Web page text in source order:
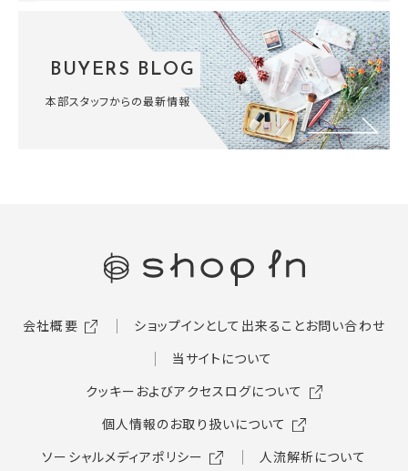
BUYERS BLOG
本部スタッフからの最新情報
会社概要 ショップインとして出来ることお問い合わせ
当サイトについて
クッキーおよびアクセスログについて
個人情報のお取り扱いについて
ソーシャルメディアポリシー
人流解析について